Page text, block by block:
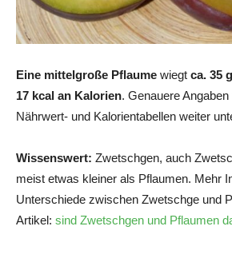
Eine mittelgroße Pflaume wiegt ca. 35 g
17 kcal an Kalorien. Genauere
Nährwert- und Kalorientabellen weiter
Wissenswert: Zwetschgen, auch
meist etwas kleiner als Pflaumen. Mehr
Unterschiede zwischen Zwetschge und
Artikel: sind Zwetschgen und Pflaumen